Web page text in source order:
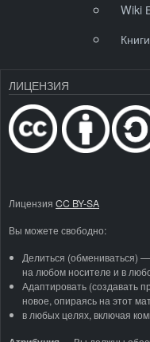
Wiki
Книги
ЛИЦЕНЗИЯ
Лицензия CC BY-SA
Вы можете свободно:
Делиться (обмениваться)
на любом носителе и в
Адаптировать (создавать
новое, опираясь на этот
в любых целях, включая